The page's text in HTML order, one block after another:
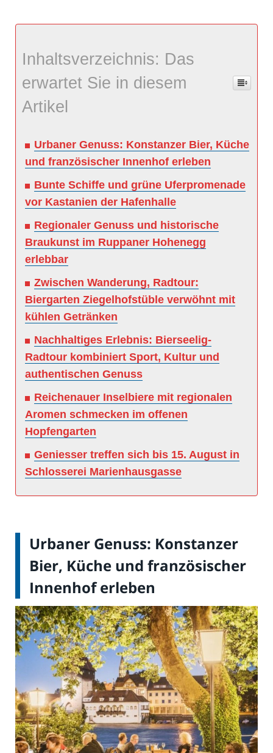
Inhaltsverzeichnis: Das
erwartet Sie in diesem
Artikel
Urbaner Genuss: Konstanzer Bier, Küche
und französischer Innenhof erleben
Bunte Schiffe und grüne Uferpromenade
vor Kastanien der Hafenhalle
Regionaler Genuss und historische
Braukunst im Ruppaner Hohenegg
erlebbar
Zwischen Wanderung, Radtour:
Biergarten Ziegelhofstüble verwöhnt mit
kühlen Getränken
Nachhaltiges Erlebnis: Bierseelig-
Radtour kombiniert Sport, Kultur und
authentischen Genuss
Reichenauer Inselbiere mit regionalen
Aromen schmecken im offenen
Hopfengarten
Geniesser treffen sich bis 15. August in
Schlosserei Marienhausgasse
Urbaner Genuss: Konstanzer
Bier, Küche und französischer
Innenhof erleben